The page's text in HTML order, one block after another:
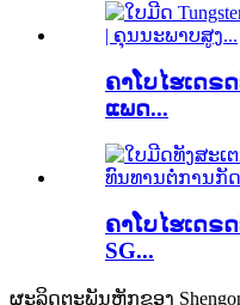
ຄາໂບໄຮເດຣ
ແພດ...
ຄາໂບໄຮເດຣ
SG...
ຜະລິດຕະພັນຫຼັກຂອງ